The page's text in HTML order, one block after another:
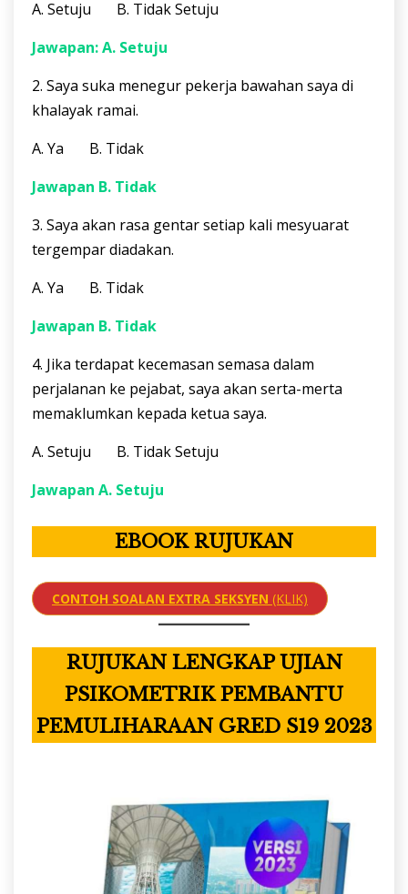
A. Setuju B. Tidak Setuju
Jawapan: A. Setuju
2. Saya suka menegur pekerja bawahan saya di
khalayak ramai.
A. Ya B. Tidak
Jawapan B. Tidak
3. Saya akan rasa gentar setiap kali mesyuarat
tergempar diadakan.
A. Ya B. Tidak
Jawapan B. Tidak
4. Jika terdapat kecemasan semasa dalam
perjalanan ke pejabat, saya akan serta-merta
memaklumkan kepada ketua saya.
A. Setuju B. Tidak Setuju
Jawapan A. Setuju
EBOOK RUJUKAN
CONTOH SOALAN EXTRA SEKSYEN (KLIK)
RUJUKAN LENGKAP UJIAN
PSIKOMETRIK PEMBANTU
PEMULIHARAAN GRED S19 2023